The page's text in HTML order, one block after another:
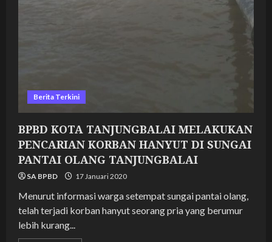
Berita Terkini
BPBD KOTA TANJUNGBALAI MELAKUKAN
PENCARIAN KORBAN HANYUT DI SUNGAI
PANTAI OLANG TANJUNGBALAI
SA BPBD 17 Januari 2020
Menurut informasi warga setempat sungai pantai olang,
telah terjadi korban hanyut seorang pria yang berumur
lebih kurang...